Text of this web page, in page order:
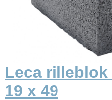
Leca rilleblok
19 x 49